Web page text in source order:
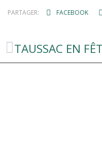
PARTAGER: FACEBOOK